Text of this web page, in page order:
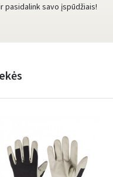
pasidalink savo įspūdžiais!